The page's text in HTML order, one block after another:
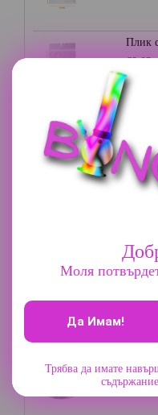
Плик
€0.03
€0.03
Плик
€9.20
€7.67
Моля
Да Имам!
Трябва да имате